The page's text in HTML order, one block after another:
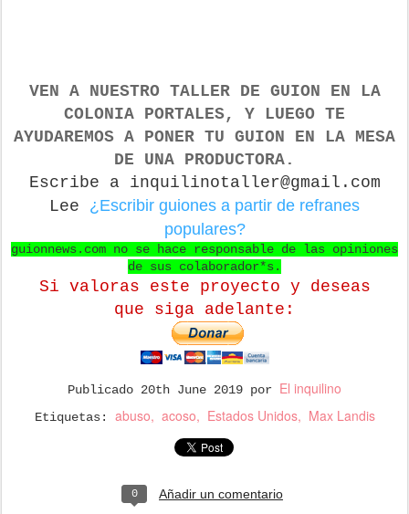
VEN A NUESTRO TALLER DE GUION EN LA
COLONIA PORTALES, Y LUEGO TE
AYUDAREMOS A PONER TU GUION EN LA MESA
DE UNA PRODUCTORA.
Escribe a inquilinotaller@gmail.com
Lee ¿Escribir guiones a partir de refranes
populares?
guionnews.com no se hace responsable de las opiniones
de sus colaborador*s.
Si valoras este proyecto y deseas
que siga adelante:
Publicado 20th June 2019 por El inquilino
Etiquetas: abuso acoso Estados Unidos Max Landis
0 Añadir un comentario